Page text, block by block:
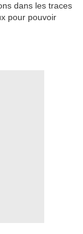
dans les traces
pour pouvoir